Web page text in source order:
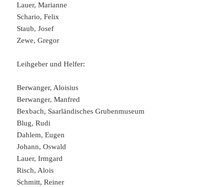
Lauer, Marianne
Schario, Felix
Staub, Josef
Zewe, Gregor
Leihgeber und Helfer:
Berwanger, Aloisius
Berwanger, Manfred
Bexbach, Saarländisches Grubenmuseum
Blug, Rudi
Dahlem, Eugen
Johann, Oswald
Lauer, Irmgard
Risch, Alois
Schmitt, Reiner